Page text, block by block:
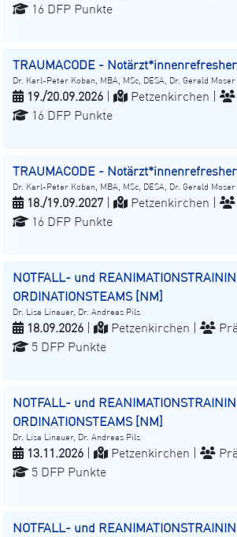
16 DFP Punkte
TRAUMACODE - Notärzt*innenrefresher
Dr. Karl-Peter Koban, MBA, MSc, DESA, Dr. Gerald Moser
19./20.09.2026 Petzenkirchen |
16 DFP Punkte
TRAUMACODE - Notärzt*innenrefresher
Dr. Karl-Peter Koban, MBA, MSc, DESA, Dr. Gerald Moser
18./19.09.2027 Petzenkirchen |
16 DFP Punkte
NOTFALL- und
ORDINATIONSTEAMS [NM]
Dr. Lisa Linauer, Dr. Andreas Pils
18.09.2026 Petzenkirchen |
5 DFP Punkte
NOTFALL- und
ORDINATIONSTEAMS [NM]
Dr. Lisa Linauer, Dr. Andreas Pils
13.11.2026 Petzenkirchen |
5 DFP Punkte
NOTFALL- und